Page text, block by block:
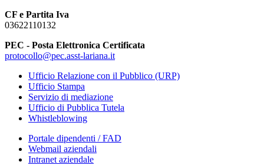
CF e Partita Iva
03622110132
PEC - Posta Elettronica Certificata
protocollo@pec.asst-lariana.it
Ufficio Relazione con il Pubblico (URP)
Ufficio Stampa
Servizio di mediazione
Ufficio di Pubblica Tutela
Whistleblowing
Portale dipendenti / FAD
Webmail aziendali
Intranet aziendale